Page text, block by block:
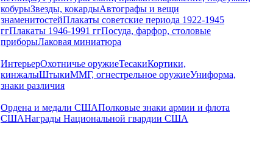
кобурыЗвезды, кокардыАвтографы и вещи
знаменитостейПлакаты советские периода 1922-1945
ггПлакаты 1946-1991 ггПосуда, фарфор, столовые
приборыЛаковая миниатюра
ИнтерьерОхотничье оружиеТесакиКортики,
кинжалыШтыкиММГ, огнестрельное оружиеУниформа,
знаки различия
Ордена и медали СШАПолковые знаки армии и флота
СШАНаграды Национальной гвардии США